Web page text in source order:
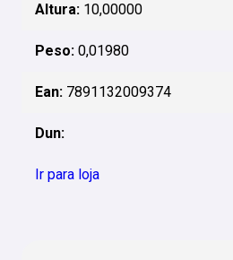
Altura: 10,00000
Peso: 0,01980
Ean: 7891132009374
Dun:
Ir para loja